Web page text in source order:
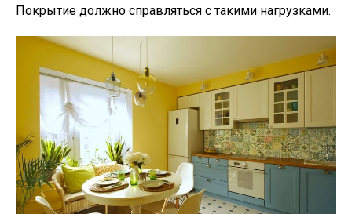
Покрытие должно справляться с такими нагрузками.